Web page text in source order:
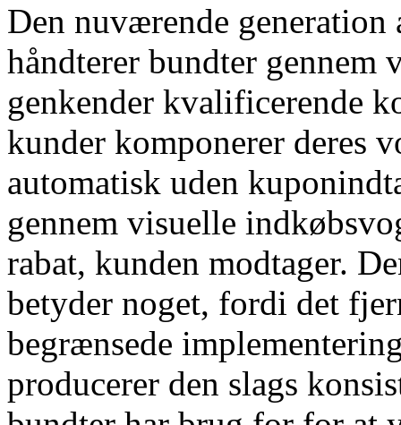
Den nuværende
håndterer bundter gennem
genkender kvalificerende
kunder komponerer deres
automatisk uden
gennem visuelle
rabat, kunden modtager.
betyder noget, fordi det
begrænsede
producerer den slags